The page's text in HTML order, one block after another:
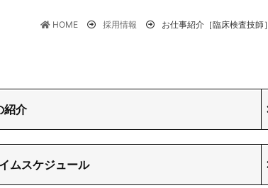
HOME 採用情報 お仕事紹介［臨床検査技師］
紹介
ムスケジュール